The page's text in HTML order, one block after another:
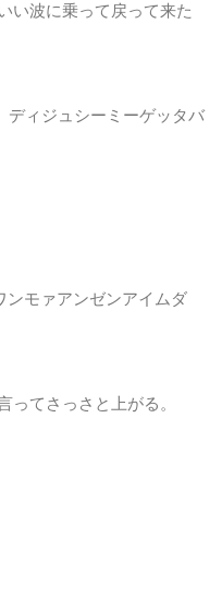
い波に乗って戻って来た
ディジュシーミーゲッタバ
モァアンゼンアイムダ
ってさっさと上がる。